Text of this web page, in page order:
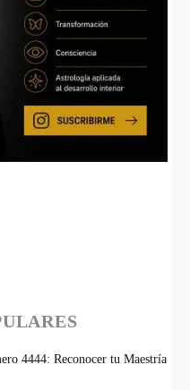
4444: Reconocer tu Maestría